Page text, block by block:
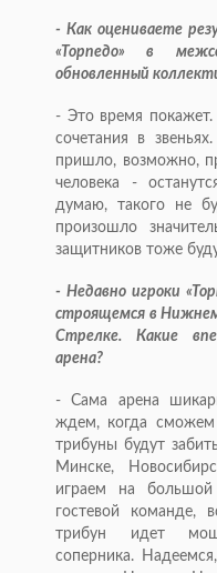
- Как оцениваете
«Торпедо» в
обновленный
- Это время
сочетания в
пришло, возможно,
человека -
думаю, такого не
произошло
защитников тоже
- Недавно игроки
строящемся в
Стрелке. Какие
арена?
- Сама арена
ждем, когда сможем
трибуны будут
Минске,
играем на
гостевой команде,
трибун идет
соперника.